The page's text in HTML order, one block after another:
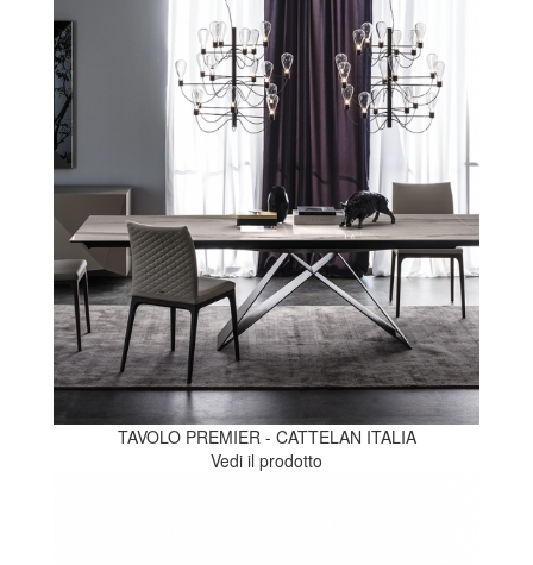
TAVOLO PREMIER - CATTELAN ITALIA
Vedi il prodotto